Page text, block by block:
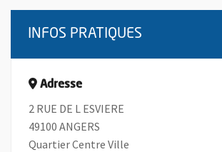
INFOS PRATIQUES
Adresse
2 RUE DE L ESVIERE
49100 ANGERS
Quartier Centre Ville